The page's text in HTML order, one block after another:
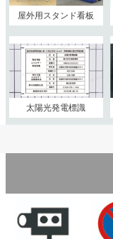
屋外用スタンド看板
太陽光発電標識